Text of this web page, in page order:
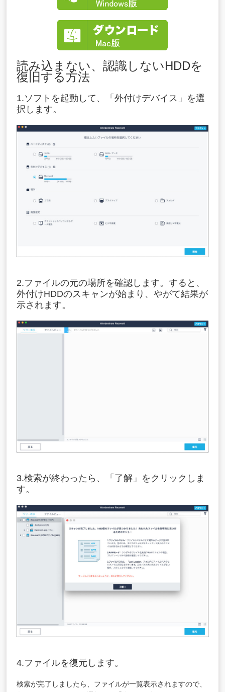
読み込まない、認識しないHDDを
復旧する方法
1.ソフトを起動して、「外付けデバイス」を選
択します。
2.ファイルの元の場所を確認します。すると、
外付けHDDのスキャンが始まり、やがて結果が
示されます。
3.検索が終わったら、「了解」をクリックしま
す。
4.ファイルを復元します。
検索が完了しましたら、ファイルが一覧表示されますので、